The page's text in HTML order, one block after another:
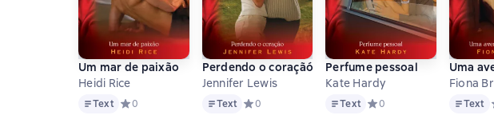
Um mar de paixão
Heidi Rice
TextText Средний рейтинг 0 на основе 0 оценок
0
Perdendo o coraçãó
Jennifer Lewis
TextText Средний рейтинг 0 на основе 0 оценок
0
Perfume pessoal
Kate Hardy
TextText Средний рейтинг 0 на
0
Uma
Fiona
TextText